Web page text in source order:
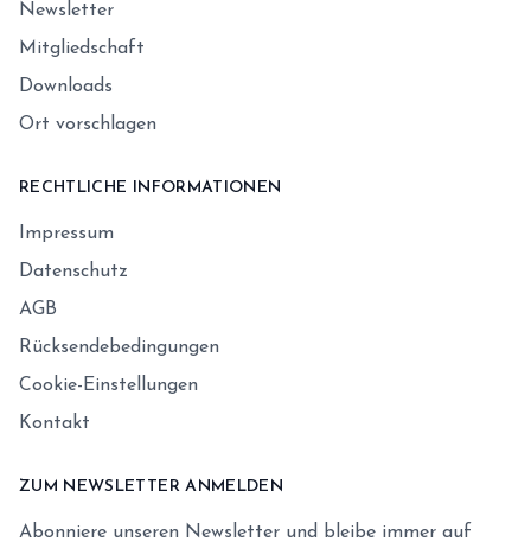
Newsletter
Mitgliedschaft
Downloads
Ort vorschlagen
RECHTLICHE INFORMATIONEN
Impressum
Datenschutz
AGB
Rücksendebedingungen
Cookie-Einstellungen
Kontakt
ZUM NEWSLETTER ANMELDEN
Abonniere unseren Newsletter und bleibe immer auf